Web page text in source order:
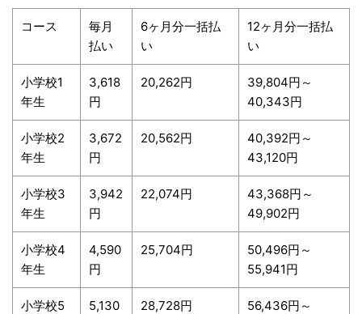
コース
毎月
払い
6ヶ月分一括払
い
12ヶ月分一括払
い
小学校1
年生
3,618
円
20,262円
39,804円～
40,343円
小学校2
年生
3,672
円
20,562円
40,392円～
43,120円
小学校3
年生
3,942
円
22,074円
43,368円～
49,902円
小学校4
年生
4,590
円
25,704円
50,496円～
55,941円
小学校5
5,130
28,728円
56,436円～